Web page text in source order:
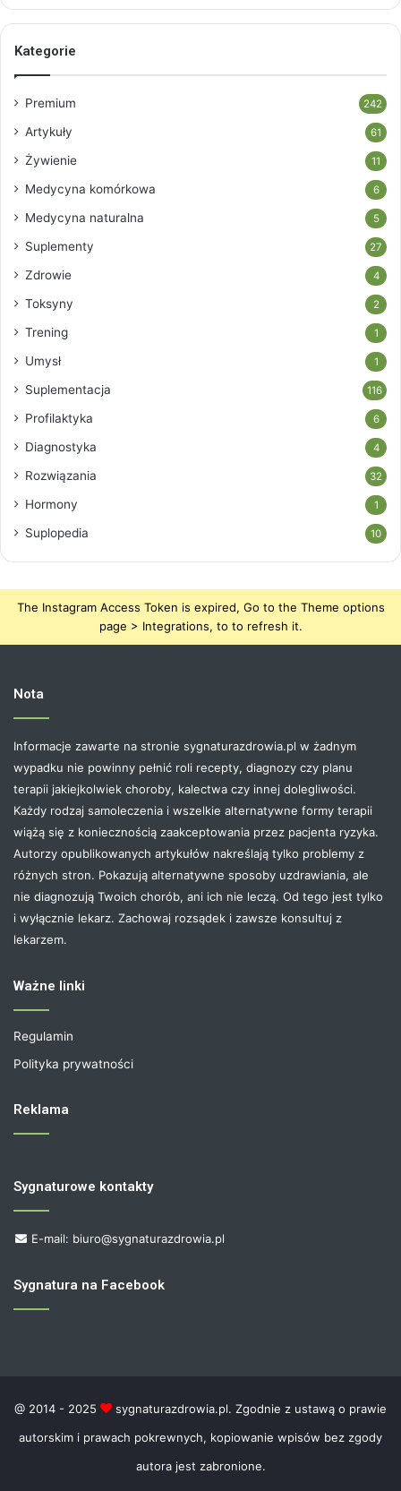
Kategorie
Premium 242
Artykuły 61
Żywienie 11
Medycyna komórkowa 6
Medycyna naturalna 5
Suplementy 27
Zdrowie 4
Toksyny 2
Trening 1
Umysł 1
Suplementacja 116
Profilaktyka 6
Diagnostyka 4
Rozwiązania 32
Hormony 1
Suplopedia 10
The Instagram Access Token is expired, Go to the Theme options
page > Integrations, to to refresh it.
Nota
Informacje zawarte na stronie sygnaturazdrowia.pl w żadnym
wypadku nie powinny pełnić roli recepty, diagnozy czy planu
terapii jakiejkolwiek choroby, kalectwa czy innej dolegliwości.
Każdy rodzaj samoleczenia i wszelkie alternatywne formy terapii
wiążą się z koniecznością zaakceptowania przez pacjenta ryzyka.
Autorzy opublikowanych artykułów nakreślają tylko problemy z
różnych stron. Pokazują alternatywne sposoby uzdrawiania, ale
nie diagnozują Twoich chorób, ani ich nie leczą. Od tego jest tylko
i wyłącznie lekarz. Zachowaj rozsądek i zawsze konsultuj z
lekarzem.
Ważne linki
Regulamin
Polityka prywatności
Reklama
Sygnaturowe kontakty
E-mail: biuro@sygnaturazdrowia.pl
Sygnatura na Facebook
@ 2014 - 2025
sygnaturazdrowia.pl. Zgodnie z ustawą o prawie
autorskim i prawach pokrewnych, kopiowanie wpisów bez zgody
autora jest zabronione.